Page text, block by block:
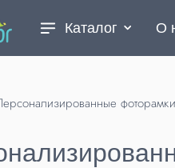
Каталог О
фоторамки